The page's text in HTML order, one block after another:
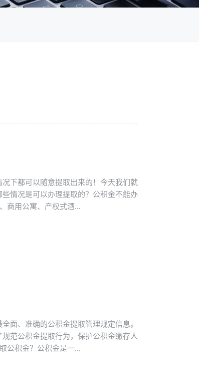
下都可以随意提取出来的！今天我们就
情况是可以办理提取的？公积金不能办
商用公寓、产权式酒...
面、准确的公积金提取管理规定信息。
范公积金提取行为，保护公积金缴存人
公积金？公积金是一...